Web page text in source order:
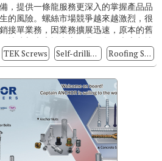
，提供一條龍服務更深入的掌握產品品
的風險。螺絲市場競爭越來越激烈，很
接單業務，因業務擴展迅速，原本的舊
擴建新廠房於山上工業區內，廠房占地
每...
TEK Screws Self-drilling Screws Roofing Screws